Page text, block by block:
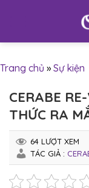
Trang chủ » Sự kiện
CERABE
THỨC RA
64 LƯỢT XEM
TÁC GIẢ :